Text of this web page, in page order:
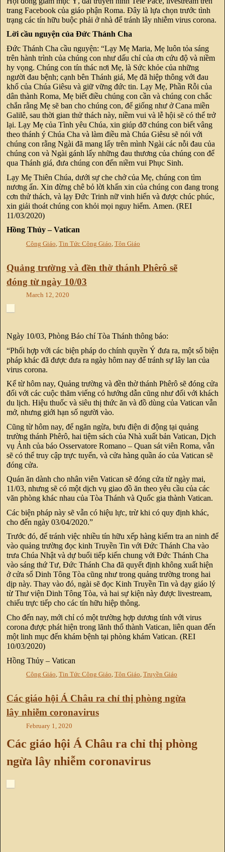
trang Facebook của giáo phận Roma. Đây là lựa chọn trước tình
trạng các tín hữu buộc phải ở nhà để tránh lây nhiễm virus corona.
Lời cầu nguyện của Đức Thánh Cha
Đức Thánh Cha cầu nguyện: “Lạy Mẹ Maria, Mẹ luôn tỏa sáng
trên hành trình của chúng con như dấu chỉ của ơn cứu độ và niềm
hy vọng. Chúng con tín thác nơi Mẹ, là Sức khỏe của những
người đau bệnh; cạnh bên Thánh giá, Mẹ đã hiệp thông với đau
khổ của Chúa Giêsu và giữ vững đức tin. Lạy Mẹ, Phần Rỗi của
dân thành Roma, Mẹ biết điều chúng con cần và chúng con chắc
chắn rằng Mẹ sẽ ban cho chúng con, để giống như ở Cana miền
Galilê, sau thời gian thử thách này, niềm vui và lễ hội sẽ có thể trở
lại. Lạy Mẹ của Tình yêu Chúa, xin giúp đỡ chúng con biết vâng
theo thánh ý Chúa Cha và làm điều mà Chúa Giêsu sẽ nói với
chúng con rằng Ngài đã mang lấy trên mình Ngài các nỗi đau của
chúng con và Ngài gánh lấy những đau thương của chúng con để
qua Thánh giá, đưa chúng con đến niềm vui Phục Sinh.
Lạy Mẹ Thiên Chúa, dưới sự che chở của Mẹ, chúng con tìm
nương ẩn. Xin đừng chê bỏ lời khấn xin của chúng con đang trong
cơn thử thách, và lạy Đức Trinh nữ vinh hiển và được chúc phúc,
xin giải thoát chúng con khỏi mọi nguy hiểm. Amen. (REI
11/03/2020)
Hồng Thủy – Vatican
Công Giáo Tin Tức Công Giáo Tôn Giáo
Quảng trường và đền thờ thánh Phêrô sẽ
đóng từ ngày 10/03
March 12, 2020
Ngày 10/03, Phòng Báo chí Tòa Thánh thông báo:
“Phối hợp với các biện pháp do chính quyền Ý đưa ra, một số biện
pháp khác đã được đưa ra ngày hôm nay để tránh sự lây lan của
virus corona.
Kể từ hôm nay, Quảng trường và đền thờ thánh Phêrô sẽ đóng cửa
đối với các cuộc thăm viếng có hướng dẫn cũng như đối với khách
du lịch. Hiệu thuốc và siêu thị thức ăn và đồ dùng của Vatican vẫn
mở, nhưng giới hạn số người vào.
Cũng từ hôm nay, để ngăn ngừa, bưu điện di động tại quảng
trường thánh Phêrô, hai tiệm sách của Nhà xuất bản Vatican, Dịch
vụ Ảnh của báo Osservatore Romano – Quan sát viên Roma, vẫn
sẽ có thể truy cập trực tuyến, và cửa hàng quần áo của Vatican sẽ
đóng cửa.
Quán ăn dành cho nhân viên Vatican sẽ đóng cửa từ ngày mai,
11/03, nhưng sẽ có một dịch vụ giao đồ ăn theo yêu cầu của các
văn phòng khác nhau của Tòa Thánh và Quốc gia thành Vatican.
Các biện pháp này sẽ vẫn có hiệu lực, trừ khi có quy định khác,
cho đến ngày 03/04/2020.”
Trước đó, để tránh việc nhiều tín hữu xếp hàng kiểm tra an ninh để
vào quảng trường đọc kinh Truyền Tin với Đức Thánh Cha vào
trưa Chúa Nhật và dự buổi tiếp kiến chung với Đức Thánh Cha
vào sáng thứ Tư, Đức Thánh Cha đã quyết định không xuất hiện
ở cửa sổ Dinh Tông Tòa cũng như trong quảng trường trong hai
dịp này. Thay vào đó, ngài sẽ đọc Kinh Truyền Tin và dạy giáo lý
từ Thư viện Dinh Tông Tòa, và hai sự kiện này được livestream,
chiếu trực tiếp cho các tín hữu hiệp thông.
Cho đến nay, mới chỉ có một trường hợp dương tính với virus
corona được phát hiện trong lãnh thổ thành Vatican, liên quan đến
một linh mục đến khám bệnh tại phòng khám Vatican. (REI
10/03/2020)
Hồng Thủy – Vatican
Công Giáo, Tin Tức Công Giáo, Tôn Giáo, Truyền Giáo
Các giáo hội Á Châu ra chỉ thị phòng ngừa
lây nhiễm coronavirus
February 1, 2020
Các giáo hội Á Châu ra chỉ thị phòng
ngừa lây nhiễm coronavirus